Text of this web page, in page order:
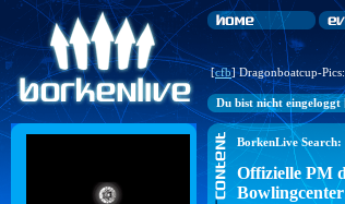
[cfb] Dragonboatcup-
Du bist nicht eingeloggt
BorkenLive Search:
Offizielle PM